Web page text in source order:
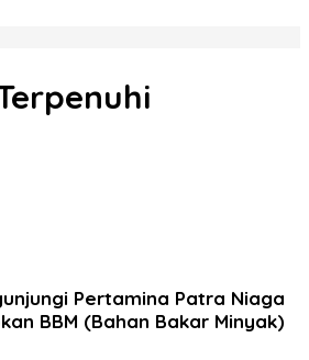
Pertamina Patra Niaga
BBM (Bahan Bakar Minyak)